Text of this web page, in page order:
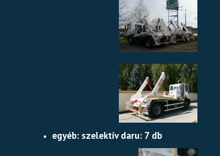
egyéb: szelektív daru: 7 db